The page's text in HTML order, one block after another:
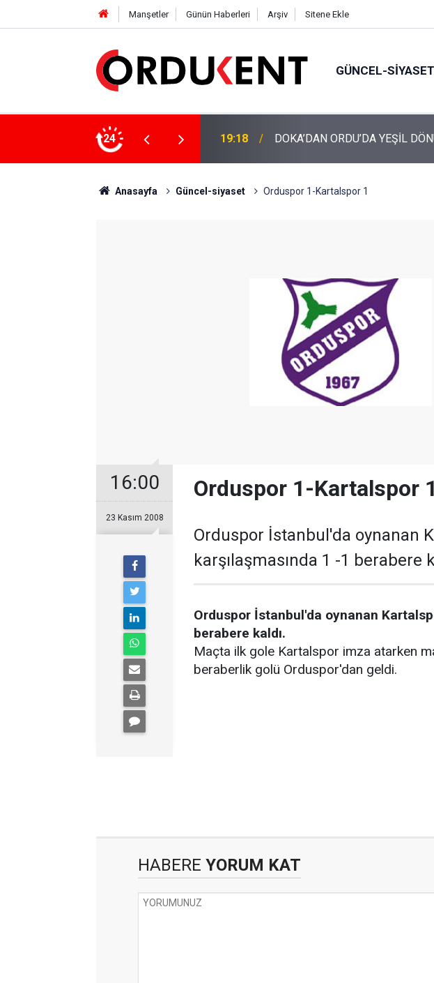
Manşetler Günün Haberleri Arşiv Sitene Ekle
GÜNCEL-SIYASET
24
4 MİLYON LİRAYA YAKIN DESTEK 12:46 YENİ PARTİ’NİN ORDU’DAKİ
Anasayfa Güncel-siyaset Orduspor 1-Kartalspor 1
16:00
23 Kasım 2008
Orduspor 1-Kartalspor 1
Orduspor İstanbul'da oynanan
karşılaşmasında 1 -1 berabere
Orduspor İstanbul'da oynanan
berabere kaldı.
Maçta ilk gole Kartalspor imza atarken
beraberlik golü Orduspor'dan geldi.
HABERE YORUM KAT